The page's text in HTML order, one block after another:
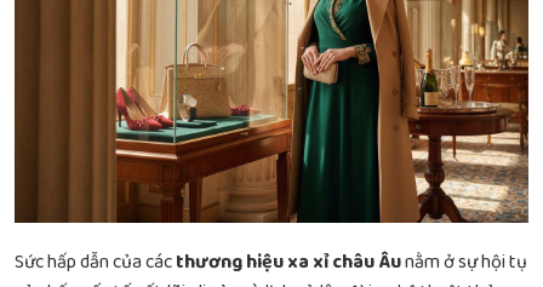
Sức hấp dẫn của cácthương hiệu xa xỉ châu Âunằm ở sự hội tụ